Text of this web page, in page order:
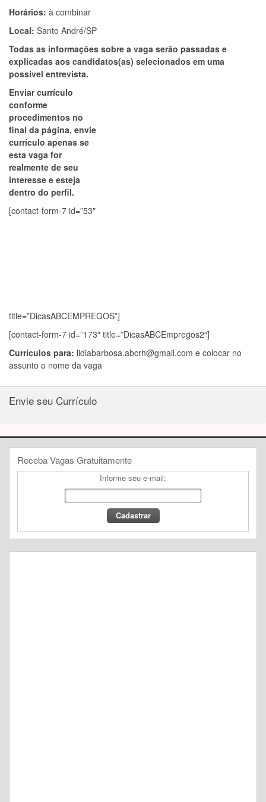
Horários: à combinar
Local: Santo André/SP
Todas as informações sobre a vaga serão passadas e
explicadas aos candidatos(as) selecionados em uma
possível entrevista.
Enviar currículo
conforme
procedimentos no
final da página, envie
currículo apenas se
esta vaga for
realmente de seu
interesse e esteja
dentro do perfil.
[contact-form-7 id=”53″
title=”DicasABCEMPREGOS”]
[contact-form-7 id=”173″ title=”DicasABCEmpregos2″]
Currículos para: lidiabarbosa.abcrh@gmail.com e colocar no
assunto o nome da vaga
Envie seu Currículo
Receba Vagas Gratuitamente
Informe seu e-mail: